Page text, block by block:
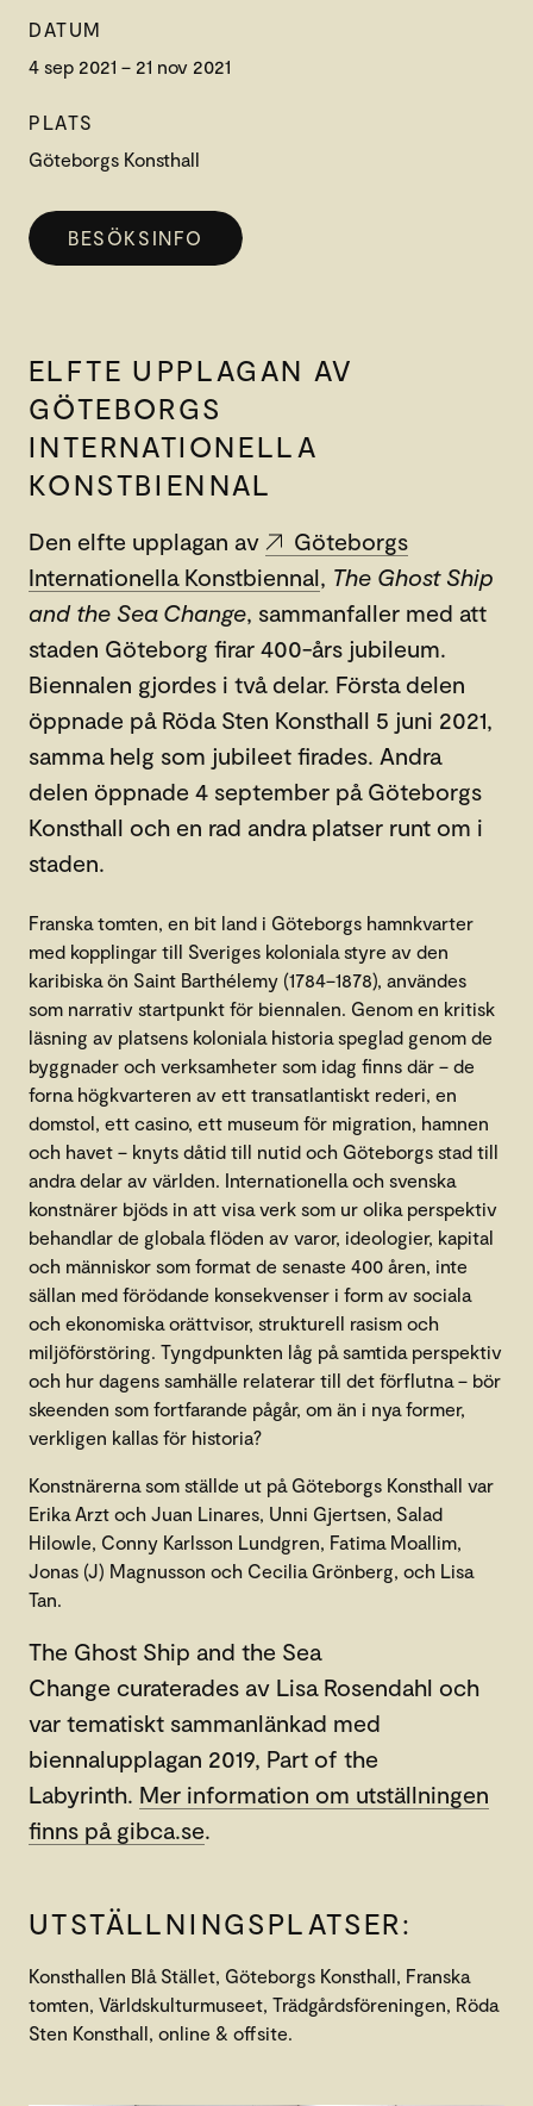
DATUM
4 sep 2021 – 21 nov 2021
PLATS
Göteborgs Konsthall
BESÖKSINFO
ELFTE UPPLAGAN AV
GÖTEBORGS
INTERNATIONELLA
KONSTBIENNAL
Den elfte upplagan av
Göteborgs
Internationella Konstbiennal, The Ghost Ship
and the Sea Change, sammanfaller med att
staden Göteborg firar 400-års jubileum.
Biennalen gjordes i två delar. Första delen
öppnade på Röda Sten Konsthall 5 juni 2021,
samma helg som jubileet firades. Andra
delen öppnade 4 september på Göteborgs
Konsthall och en rad andra platser runt om i
staden.
Franska tomten, en bit land i Göteborgs hamnkvarter
med kopplingar till Sveriges koloniala styre av den
karibiska ön Saint Barthélemy (1784–1878), användes
som narrativ startpunkt för biennalen. Genom en kritisk
läsning av platsens koloniala historia speglad genom de
byggnader och verksamheter som idag finns där – de
forna högkvarteren av ett transatlantiskt rederi, en
domstol, ett casino, ett museum för migration, hamnen
och havet – knyts dåtid till nutid och Göteborgs stad till
andra delar av världen. Internationella och svenska
konstnärer bjöds in att visa verk som ur olika perspektiv
behandlar de globala flöden av varor, ideologier, kapital
och människor som format de senaste 400 åren, inte
sällan med förödande konsekvenser i form av sociala
och ekonomiska orättvisor, strukturell rasism och
miljöförstöring. Tyngdpunkten låg på samtida perspektiv
och hur dagens samhälle relaterar till det förflutna – bör
skeenden som fortfarande pågår, om än i nya former,
verkligen kallas för historia?
Konstnärerna som ställde ut på Göteborgs Konsthall var
Erika Arzt och Juan Linares, Unni Gjertsen, Salad
Hilowle, Conny Karlsson Lundgren, Fatima Moallim,
Jonas (J) Magnusson och Cecilia Grönberg, och Lisa
Tan.
The Ghost Ship and the Sea
Change curaterades av Lisa Rosendahl och
var tematiskt sammanlänkad med
biennalupplagan 2019, Part of the
Labyrinth. Mer information om utställningen
finns på gibca.se.
UTSTÄLLNINGSPLATSER:
Konsthallen Blå Stället, Göteborgs Konsthall, Franska
tomten, Världskulturmuseet, Trädgårdsföreningen, Röda
Sten Konsthall, online & offsite.